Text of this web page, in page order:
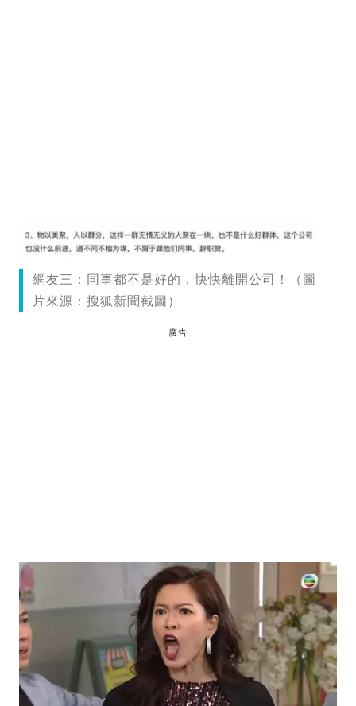
網友三：同事都不是好的，快快離開公司！（圖
片來源：搜狐新聞截圖）
廣告